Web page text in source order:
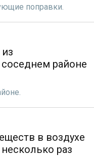
поправки.
районе
в воздухе
раз